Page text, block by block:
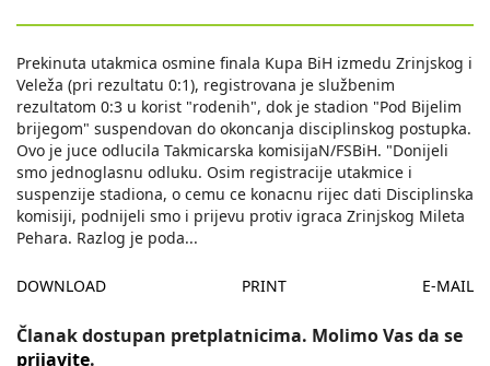
Prekinuta utakmica osmine finala Kupa BiH izmedu Zrinjskog i
Veleža (pri rezultatu 0:1), registrovana je službenim
rezultatom 0:3 u korist "rodenih", dok je stadion "Pod Bijelim
brijegom" suspendovan do okoncanja disciplinskog postupka.
Ovo je juce odlucila Takmicarska komisijaN/FSBiH. "Donijeli
smo jednoglasnu odluku. Osim registracije utakmice i
suspenzije stadiona, o cemu ce konacnu rijec dati Disciplinska
komisiji, podnijeli smo i prijevu protiv igraca Zrinjskog Mileta
Pehara. Razlog je poda...
DOWNLOAD PRINT E-MAIL
Članak dostupan pretplatnicima. Molimo Vas da se
prijavite.